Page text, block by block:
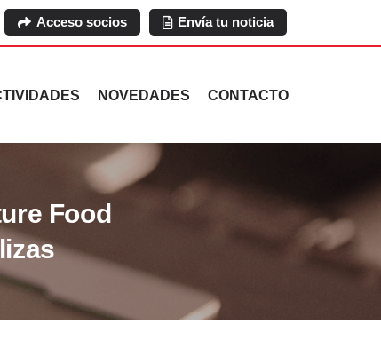
Acceso socios Envía tu noticia
NOVEDADES CONTACTO
Food